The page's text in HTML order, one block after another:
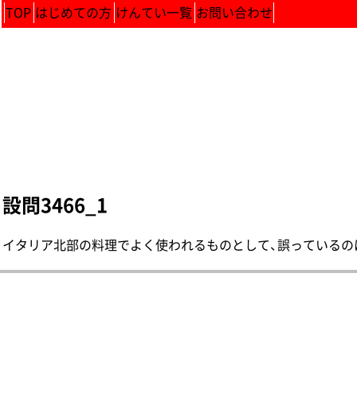
TOP はじめての方 けんてい一覧 お問い合わせ
設問3466_1
イタリア北部の料理でよく使われるものとして、誤っている